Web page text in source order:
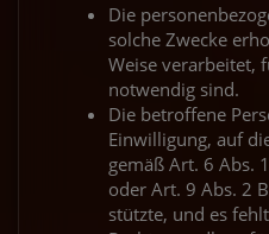
Die
solche Zwecke
Weise verarbeitet,
notwendig sind.
Die betroffene
Einwilligung, auf
gemäß Art. 6 Abs.
oder Art. 9 Abs. 2
stützte, und es